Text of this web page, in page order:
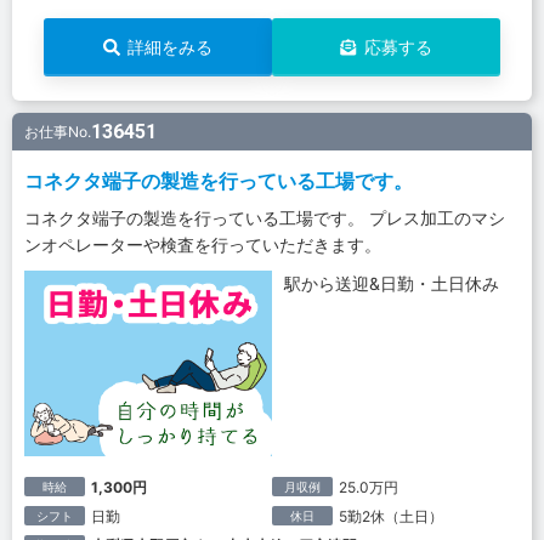
詳細をみる 応募する
お仕事No.136451
コネクタ端子の製造を行っている工場です。
コネクタ端子の製造を行っている工場です。 プレス加工のマシ
ンオペレーターや検査を行っていただきます。
駅から送迎&日勤・土日休み
時給 1,300円 月収例 25.0万円
シフト 日勤 休日 5勤2休（土日）